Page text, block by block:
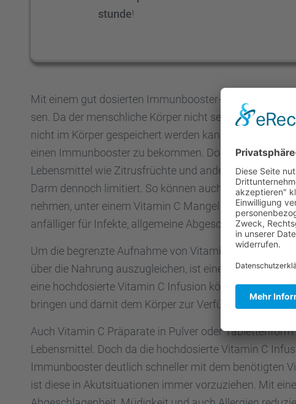
stunde!
Mit einem gut dosier­ten Immun­boos­ter-Cocktail
sen. Da der mensch­li­che Körper nicht selbst in der
nicht im Körper gespei­chert werden kann, müssen wir
einen Immun­boos­ter zu bekom­men. Doch auch wenn
Lebens­mit­tel wie Zitrus­früchte und anderes Gemüse
Darm dennoch limitiert. So können auch Menschen,
nehmen, unter einem Vitamin C Mangel leiden. Das
anfäl­li­ger für Infekte, allge­meine Abgeschla­gen­heit und
Um die begrenzte Aufnahme von Vitamin C und
über die Nahrung auszu­glei­chen, ist eine hochdo­sierte
eine hochdo­sierte Vitamin C Infusion können wir viel
bringen und damit dem Körper zur Verfü­gung stellen,
Auch Vitamin C Präpa­rate in Pulver oder
Lebens­mit­tel. Doch da die hochdo­sierte Vitamin C
Immun­boos­ter deutlich schnel­ler mit dem benötig­ten
ist diese in Akutsi­tua­tio­nen immer vorzu­zie­hen. Mit